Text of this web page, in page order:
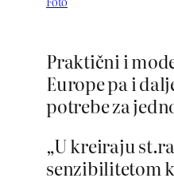
Praktični i
Europe pa i
potrebe za
„U kreiraju
senzibilitetom